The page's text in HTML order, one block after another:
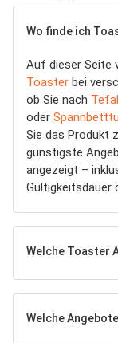
Wo finde ich
Auf dieser Seite
Toaster bei
ob Sie nach
oder
Sie das Produkt
günstigste
angezeigt –
Gültigkeitsdauer
Welche Toaster
Welche